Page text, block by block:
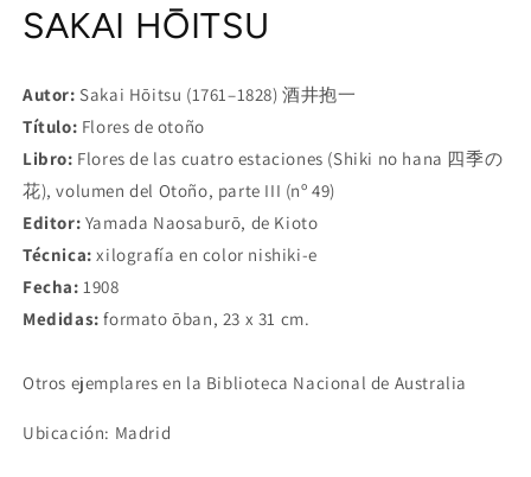
in
modal
SAKAI HŌITSU
Autor: Sakai Hōitsu (1761–1828) 酒井抱一
Título: Flores de otoño
Libro: Flores de las cuatro estaciones (Shiki no hana 四季の
花), volumen del Otoño, parte III (nº 49)
Editor: Yamada Naosaburō, de Kioto
Técnica:xilografía en color nishiki-e
Fecha:1908
Medidas:formato ōban, 23 x 31 cm.
Otros ejemplares en la Biblioteca Nacional de Australia
Ubicación: Madrid